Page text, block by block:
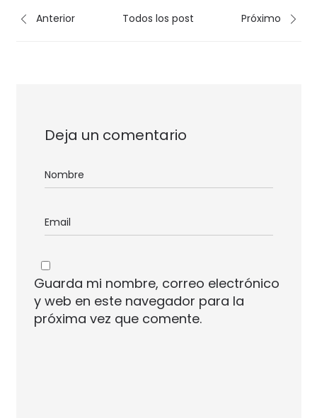
Anterior Todos los post Próximo
Deja un comentario
Guarda mi nombre, correo electrónico
y web en este navegador para la
próxima vez que comente.